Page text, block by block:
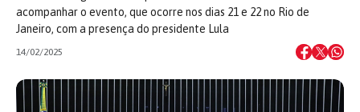
acompanhar o evento, que ocorre nos dias 21 e 22 no Rio de
Janeiro, com a presença do presidente Lula
14/02/2025